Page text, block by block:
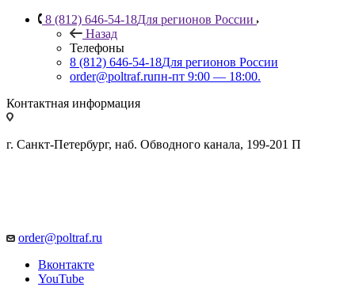
8 (812) 646-54-18Для регионов России
Назад
Телефоны
8 (812) 646-54-18Для регионов России
order@poltraf.ruпн-пт 9:00 — 18:00.
Контактная информация
г. Санкт-Петербург, наб. Обводного канала, 199-201 П
order@poltraf.ru
Вконтакте
YouTube